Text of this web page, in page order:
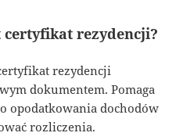
certyfikat rezydencji?
rezydencji
dokumentem. Pomaga
opodatkowania dochodów
rozliczenia.